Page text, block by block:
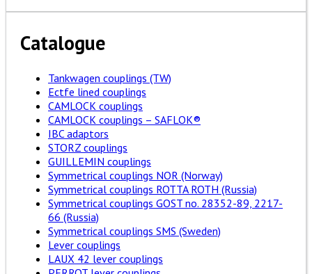
Catalogue
Tankwagen couplings (TW)
Ectfe lined couplings
CAMLOCK couplings
CAMLOCK couplings – SAFLOK®
IBC adaptors
STORZ couplings
GUILLEMIN couplings
Symmetrical couplings NOR (Norway)
Symmetrical couplings ROTTA ROTH (Russia)
Symmetrical couplings GOST no. 28352-89, 2217-
66 (Russia)
Symmetrical couplings SMS (Sweden)
Lever couplings
LAUX 42 lever couplings